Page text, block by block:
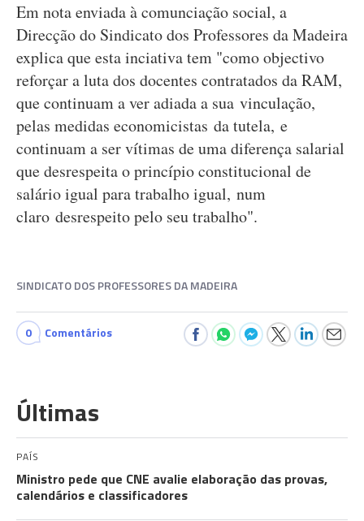
Em nota enviada à comunciação social, a
Direcção do Sindicato dos Professores da Madeira
explica que esta inciativa tem "como objectivo
reforçar a luta dos docentes contratados da RAM,
que continuam a ver adiada a sua vinculação,
pelas medidas economicistas da tutela, e
continuam a ser vítimas de uma diferença salarial
que desrespeita o princípio constitucional de
salário igual para trabalho igual, num
claro desrespeito pelo seu trabalho".
SINDICATO DOS PROFESSORES DA MADEIRA
0 Comentários
Últimas
PAÍS
Ministro pede que CNE avalie elaboração das provas,
calendários e classificadores